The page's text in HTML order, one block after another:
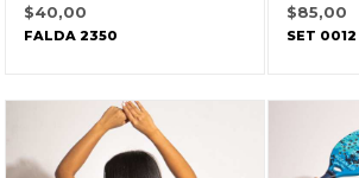
$40,00
FALDA 2350
$85,00
SET 0012